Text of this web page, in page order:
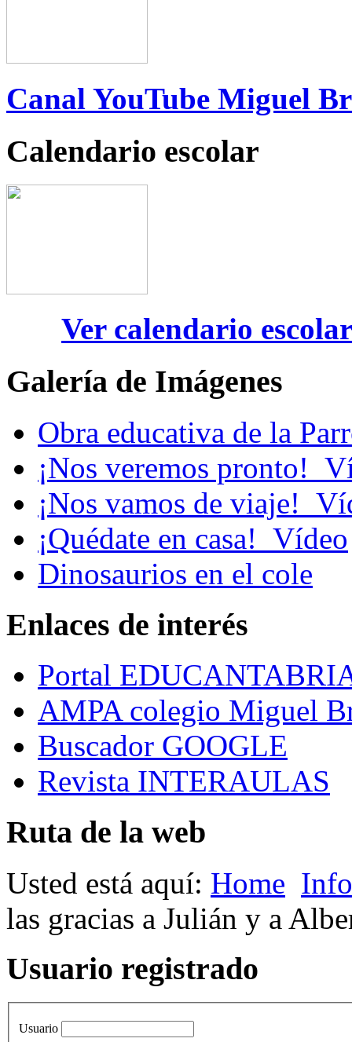
Canal YouTube Miguel
Calendario escolar
Ver calendario escolar
Galería de Imágenes
Obra educativa de la
¡Nos veremos
¡Nos vamos de
¡Quédate en casa!_Vídeo
Dinosaurios en el cole
Enlaces de interés
Portal
AMPA colegio Miguel
Buscador GOOGLE
Revista INTERAULAS
Ruta de la web
Usted está aquí: Home
las gracias a Julián y a
Usuario registrado
Usuario